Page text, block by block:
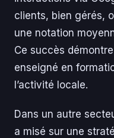
clients, bien gérés,
une notation
Ce succès
enseigné en
l’activité locale.
Dans un autre
a misé sur une